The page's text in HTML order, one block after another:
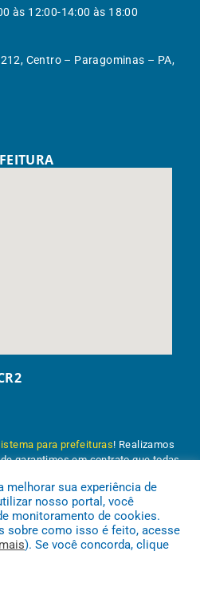
às 12:00-14:00 às 18:00
Centro – Paragominas – PA,
para prefeituras! Realizamos
garantimos em contrato que todas
Transparência Pública
sua experiência de
nosso portal, você
monitoramento de cookies.
sobre como isso é feito, acesse
). Se você concorda, clique